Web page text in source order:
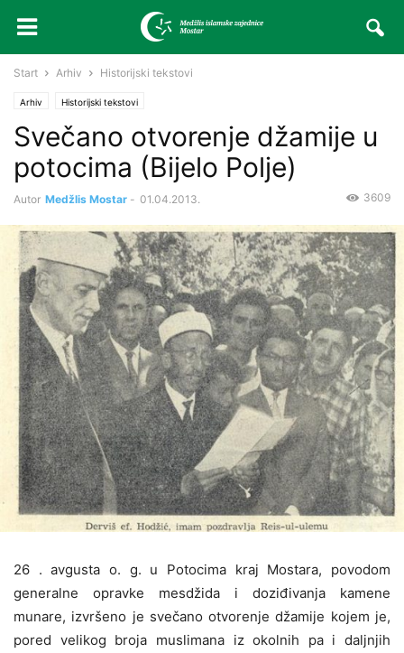
Start Arhiv Historijski tekstovi
Arhiv Historijski tekstovi
Svečano otvorenje džamije u
potocima (Bijelo Polje)
Autor Medžlis Mostar - 01.04.2013. 3609
26 . avgusta o. g. u Potocima kraj Mostara, povodom
generalne opravke mesdžida i doziđivanja kamene
munare, izvršeno je svečano otvorenje džamije kojem je,
pored velikog broja muslimana iz okolnih pa i daljnjih